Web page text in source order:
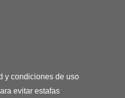
y condiciones de uso
evitar estafas